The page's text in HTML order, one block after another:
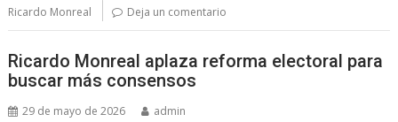
Ricardo Monreal Deja un comentario
Ricardo Monreal aplaza reforma electoral para
buscar más consensos
29 de mayo de 2026 admin